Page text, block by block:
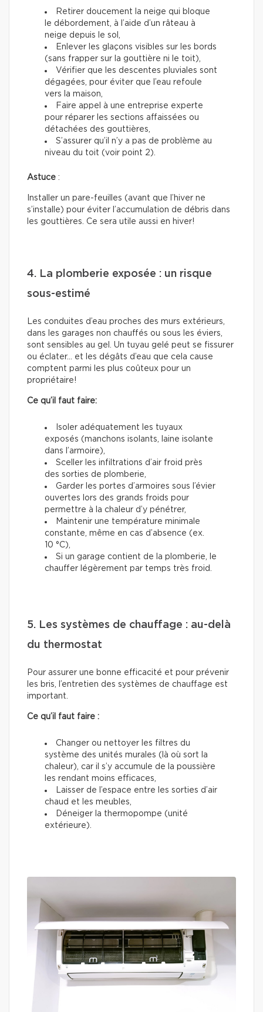
Retirer doucement la neige qui bloque
le débordement, à l’aide d’un râteau à
neige depuis le sol,
Enlever les glaçons visibles sur les bords
(sans frapper sur la gouttière ni le toit),
Vérifier que les descentes pluviales sont
dégagées, pour éviter que l’eau refoule
vers la maison,
Faire appel à une entreprise experte
pour réparer les sections affaissées ou
détachées des gouttières,
S’assurer qu’il n’y a pas de problème au
niveau du toit (voir point 2).
Astuce :
Installer un pare-feuilles (avant que l’hiver ne
s’installe) pour éviter l’accumulation de débris dans
les gouttières. Ce sera utile aussi en hiver!
4. La plomberie exposée : un risque
sous-estimé
Les conduites d’eau proches des murs extérieurs,
dans les garages non chauffés ou sous les éviers,
sont sensibles au gel. Un tuyau gelé peut se fissurer
ou éclater… et les dégâts d’eau que cela cause
comptent parmi les plus coûteux pour un
propriétaire!
Ce qu’il faut faire:
Isoler adéquatement les tuyaux
exposés (manchons isolants, laine isolante
dans l’armoire),
Sceller les infiltrations d’air froid près
des sorties de plomberie,
Garder les portes d’armoires sous l’évier
ouvertes lors des grands froids pour
permettre à la chaleur d’y pénétrer,
Maintenir une température minimale
constante, même en cas d’absence (ex.
10 °C),
Si un garage contient de la plomberie, le
chauffer légèrement par temps très froid.
5. Les systèmes de chauffage : au-delà
du thermostat
Pour assurer une bonne efficacité et pour prévenir
les bris, l’entretien des systèmes de chauffage est
important.
Ce qu’il faut faire :
Changer ou nettoyer les filtres du
système des unités murales (là où sort la
chaleur), car il s’y accumule de la poussière
les rendant moins efficaces,
Laisser de l’espace entre les sorties d’air
chaud et les meubles,
Déneiger la thermopompe (unité
extérieure).